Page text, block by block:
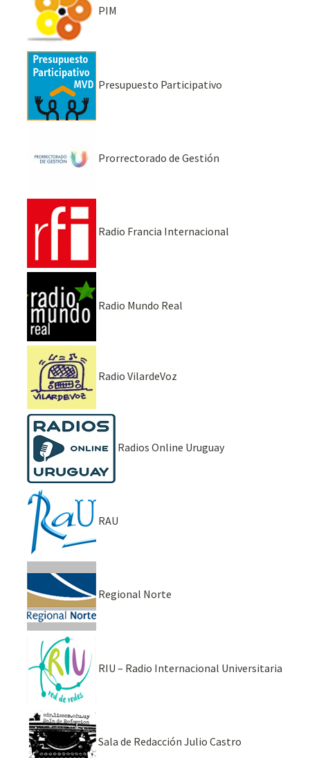
PIM
Presupuesto Participativo
Prorrectorado de Gestión
Radio Francia Internacional
Radio Mundo Real
Radio VilardeVoz
Radios Online Uruguay
RAU
Regional Norte
RIU – Radio Internacional Universitaria
Sala de Redacción Julio Castro